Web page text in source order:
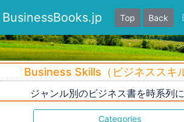
BusinessBooks.jp Top Back
Business Skills（ビジネススキ
ジャンル別のビジネス書を時系列
Categories